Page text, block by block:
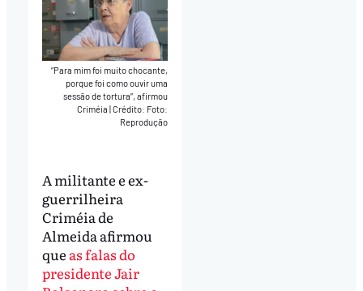
“Para mim foi muito chocante,
porque foi como ouvir uma
sessão de tortura”, afirmou
Criméia|Crédito: Foto:
Reprodução
A militante e ex-
guerrilheira
Criméia de
Almeida afirmou
que as falas do
presidente Jair